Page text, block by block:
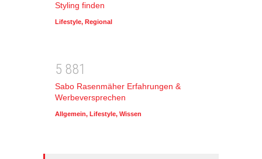
Styling finden
Lifestyle, Regional
5 881
Sabo Rasenmäher Erfahrungen &
Werbeversprechen
Allgemein, Lifestyle, Wissen